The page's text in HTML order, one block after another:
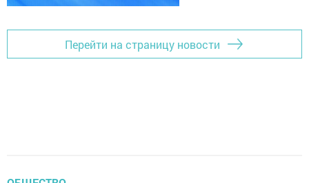
Перейти на страницу новости